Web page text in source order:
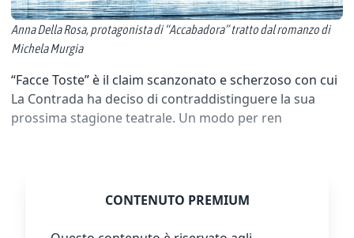
Anna Della Rosa, protagonista di “Accabadora” tratto dal romanzo di
Michela Murgia
“Facce Toste” è il claim scanzonato e scherzoso con cui
La Contrada ha deciso di contraddistinguere la sua
prossima stagione teatrale. Un modo per ren
CONTENUTO PREMIUM